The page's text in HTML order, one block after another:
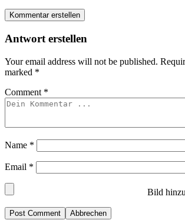
Kommentar erstellen
Antwort erstellen
Your email address will not be published.
marked *
Comment *
Name *
Email *
Bild
Abbrechen